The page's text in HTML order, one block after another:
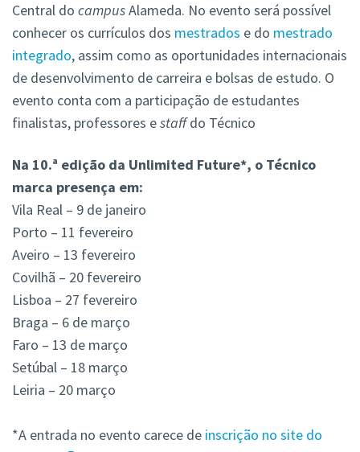
Central do campusAlameda. No evento será possível
conhecer os currículos dos mestrados e do mestrado
integrado, assim como as oportunidades internacionais
de desenvolvimento de carreira e bolsas de estudo. O
evento conta com a participação de estudantes
finalistas, professores estaffdo Técnico
Na 10.ª edição da Unlimited Future*, o Técnico
marca presença em:
Vila Real – 9 de janeiro
Porto – 11 fevereiro
Aveiro – 13 fevereiro
Covilhã – 20 fevereiro
Lisboa – 27 fevereiro
Braga – 6 de março
Faro – 13 de março
Setúbal – 18 março
Leiria – 20 março
*A entrada no evento carece de inscrição no site do